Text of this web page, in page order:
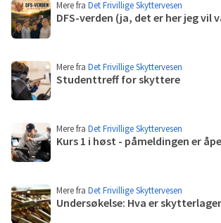
poster
Mere fra Det Frivillige Skyttervesen
DFS-verden (ja, det er her jeg vil
Mere fra Det Frivillige Skyttervesen
Studenttreff for skyttere
Mere fra Det Frivillige Skyttervesen
Kurs 1 i høst - påmeldingen er
Mere fra Det Frivillige Skyttervesen
Undersøkelse: Hva er